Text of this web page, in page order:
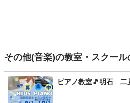
その他(音楽)の教室・スクー
ピアノ教室🎵明石